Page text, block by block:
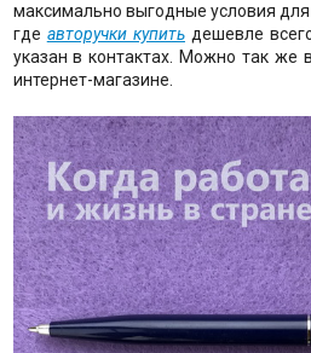
максимально выгодные условия
где авторучки купить дешевле
указан в контактах. Можно так же
интернет-магазине.